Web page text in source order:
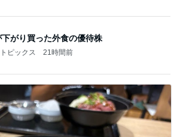
がり買った外食の優待株
ピックス 21時間前